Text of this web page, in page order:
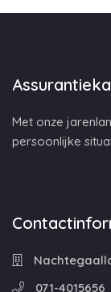
Met onze
persoonlijke
071-4015656